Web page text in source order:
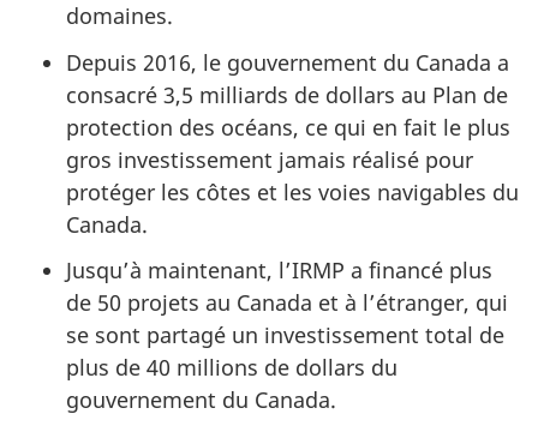
domaines.
Depuis 2016, le gouvernement du Canada a
consacré 3,5 milliards de dollars au Plan de
protection des océans, ce qui en fait le plus
gros investissement jamais réalisé pour
protéger les côtes et les voies navigables du
Canada.
Jusqu’à maintenant, l’IRMP a financé plus
de 50 projets au Canada et à l’étranger, qui
se sont partagé un investissement total de
plus de 40 millions de dollars du
gouvernement du Canada.